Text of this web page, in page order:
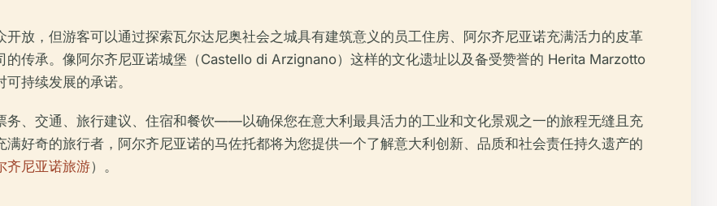
放，但游客可以通过探索瓦尔达尼奥社会之城具有建筑意义的员工住房、阿尔齐尼亚诺充满活力的皮革
的传承。像阿尔齐尼亚诺城堡（Castello di Arzignano）这样的文化遗址以及备受赞誉的 Herita Marzotto
持续发展的承诺。
、交通、旅行建议、住宿和餐饮——以确保您在意大利最具活力的工业和文化景观之一的旅程无缝且充
好奇的旅行者，阿尔齐尼亚诺的马佐托都将为您提供一个了解意大利创新、品质和社会责任持久遗产的
齐尼亚诺旅游）。